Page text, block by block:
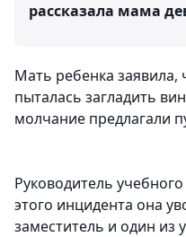
рассказала мама
Мать ребенка
пыталась загладить
молчание предлагали
Руководитель
этого инцидента она
заместитель и один из